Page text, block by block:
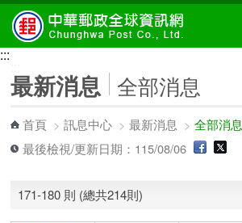
跳到主要內容區塊
:::
最新消息 全部消息
首頁 >訊息中心 >最新消息 >全部消息
最後檢視/更新日期：115/08/06
171-180 則 (總共214則)